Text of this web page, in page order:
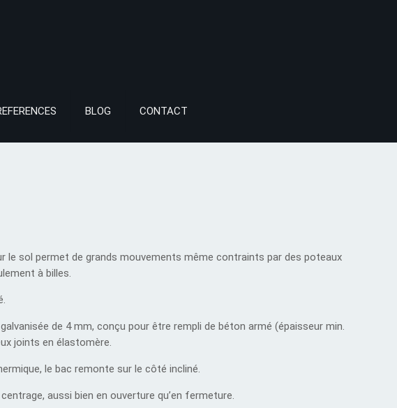
BLOG CONTACT
le sol permet de grands mouvements même contraints par des poteaux
à billes.
de 4 mm, conçu pour être rempli de béton armé (épaisseur min.
joints en élastomère.
le bac remonte sur le côté incliné.
aussi bien en ouverture qu’en fermeture.